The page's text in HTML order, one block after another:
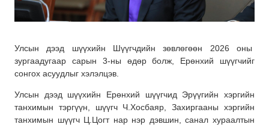
Улсын дээд шүүхийн Шүүгчдийн зөвлөгөөн 2026 оны
зургаадугаар сарын 3-ны өдөр болж, Ерөнхий шүүгчийг
сонгох асуудлыг хэлэлцэв.
Улсын дээд шүүхийн Ерөнхий шүүгчид Эрүүгийн хэргийн
танхимын тэргүүн, шүүгч Ч.Хосбаяр, Захиргааны хэргийн
танхимын шүүгч Ц.Цогт нар нэр дэвшин, санал хураалтын